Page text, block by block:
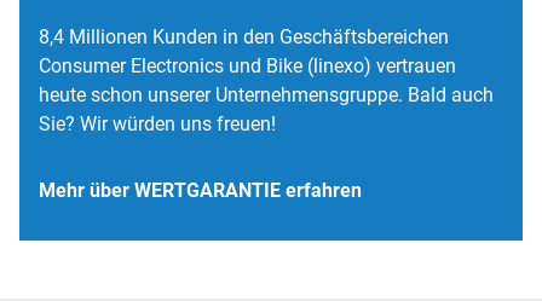
8,4 Millionen Kunden in den Geschäftsbereichen
Consumer Electronics und Bike (linexo) vertrauen
heute schon unserer Unternehmensgruppe. Bald auch
Sie? Wir würden uns freuen!
Mehr über WERTGARANTIE erfahren